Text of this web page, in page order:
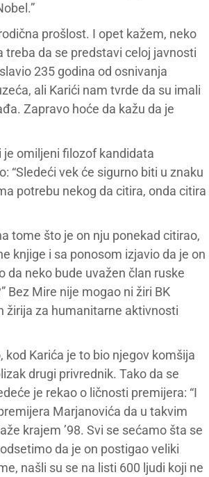
prošlost. I opet kažem, neko
treba da se predstavi celoj javnosti
235 godina od osnivanja
ali Karići nam tvrde da su imali
Zapravo hoće da kažu da je
omiljeni filozof kandidata
“Sledeći vek će sigurno biti u znaku
potrebu nekog da citira, onda citira
tome što je on nju ponekad citirao,
knjige i sa ponosom izjavio da je on
da neko bude uvažen član ruske
Bez Mire nije mogao ni žiri BK
žirija za humanitarne aktivnosti
Karića je to bio njegov komšija
drugi privrednik. Tako da se
je rekao o ličnosti premijera: “I
Marjanovića da u takvim
krajem ’98. Svi se sećamo šta se
da je on postigao veliki
našli su se na listi 600 ljudi koji ne